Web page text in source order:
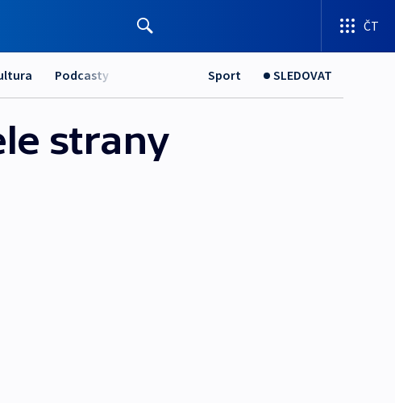
ČT
Podcasty Sport SLEDOVAT
strany